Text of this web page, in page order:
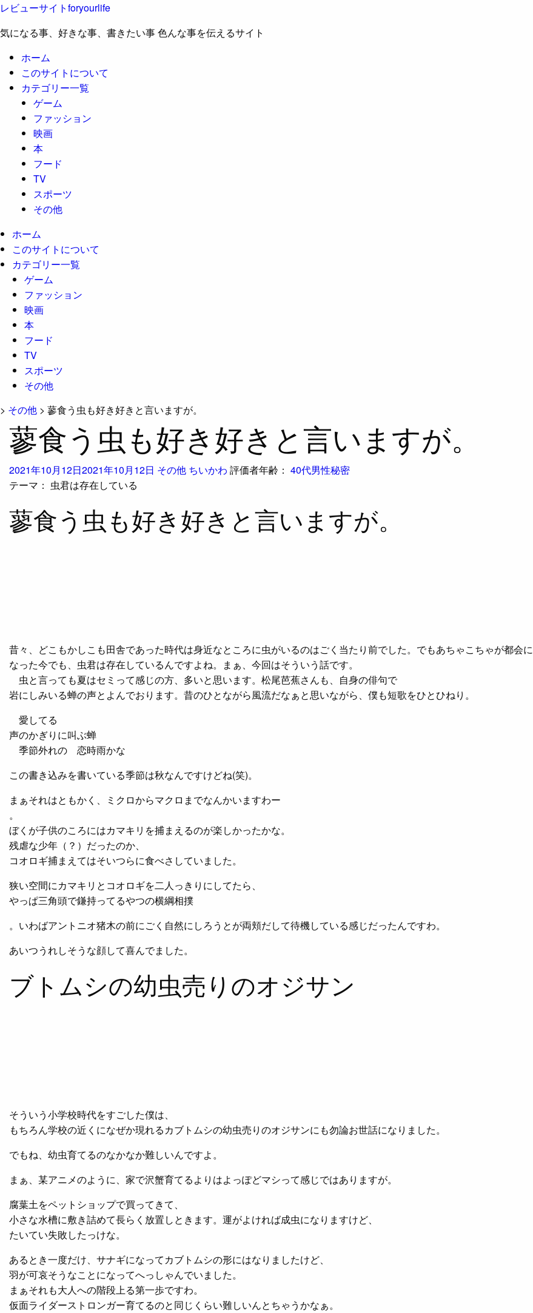
レビューサイトforyourlife
気になる事、好きな事、書きたい事 色んな事を伝えるサイト
ホーム
このサイトについて
カテゴリー一覧
ゲーム
ファッション
映画
本
フード
TV
スポーツ
その他
ホーム
このサイトについて
カテゴリー一覧
ゲーム
ファッション
映画
本
フード
TV
スポーツ
その他
> その他 > 蓼食う虫も好き好きと言いますが。
蓼食う虫も好き好きと言いますが。
2021年10月12日2021年10月12日 その他 ちいかわ 評価者年齢： 40代男性秘密
テーマ： 虫君は存在している
蓼食う虫も好き好きと言いますが。
昔々、どこもかしこも田舎であった時代は身近なところに虫がいるのはごく当たり前でした。でもあちゃこちゃが都会に
なった今でも、虫君は存在しているんですよね。まぁ、今回はそういう話です。
虫と言っても夏はセミって感じの方、多いと思います。松尾芭蕉さんも、自身の俳句で
岩にしみいる蝉の声とよんでおります。昔のひとながら風流だなぁと思いながら、僕も短歌をひとひねり。
愛してる
声のかぎりに叫ぶ蝉
季節外れの 恋時雨かな
この書き込みを書いている季節は秋なんですけどね(笑)。
まぁそれはともかく、ミクロからマクロまでなんかいますわー
。
ぼくが子供のころにはカマキリを捕まえるのが楽しかったかな。
残虐な少年（？）だったのか、
コオロギ捕まえてはそいつらに食べさしていました。
狭い空間にカマキリとコオロギを二人っきりにしてたら、
やっぱ三角頭で鎌持ってるやつの横綱相撲
。いわばアントニオ猪木の前にごく自然にしろうとが両頬だして待機している感じだったんですわ。
あいつうれしそうな顔して喜んでました。
ブトムシの幼虫売りのオジサン
そういう小学校時代をすごした僕は、
もちろん学校の近くになぜか現れるカブトムシの幼虫売りのオジサンにも勿論お世話になりました。
でもね、幼虫育てるのなかなか難しいんですよ。
まぁ、某アニメのように、家で沢蟹育てるよりはよっぽどマシって感じではありますが。
腐葉土をペットショップで買ってきて、
小さな水槽に敷き詰めて長らく放置しときます。運がよければ成虫になりますけど、
たいてい失敗したっけな。
あるとき一度だけ、サナギになってカブトムシの形にはなりましたけど、
羽が可哀そうなことになってへっしゃんでいました。
まぁそれも大人への階段上る第一歩ですわ。
仮面ライダーストロンガー育てるのと同じくらい難しいんとちゃうかなぁ。